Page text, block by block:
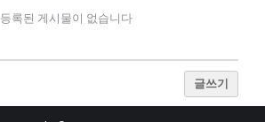
등록된 게시물이 없습니다
글쓰기